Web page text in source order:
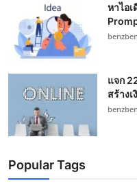
หาไอ
แจก
สร้าง
Popular Tags